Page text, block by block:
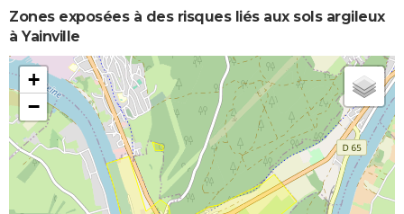
Zones exposées à des risques liés aux sols argileux
à Yainville
+
−